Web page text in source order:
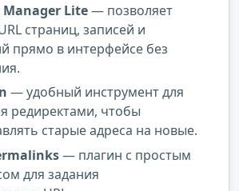
Lite— позволяет
страниц, записей и
прямо в интерфейсе без
— удобный инструмент для
редиректами, чтобы
старые адреса на новые.
— плагин с простым
для задания